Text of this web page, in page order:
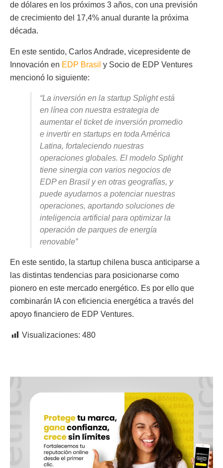
de dólares en los próximos 3 años, con una previsión
de crecimiento del 17,4% anual durante la próxima
década.
En este sentido, Carlos Andrade, vicepresidente de
Innovación en EDP Brasil y Socio de EDP Ventures
mencionó lo siguiente:
“La inversión en la startup Splight está
en línea con nuestra estrategia de
aumentar el ticket de inversión promedio
e invertir en startups en toda América
Latina, fortaleciendo nuestras
operaciones globales. El modelo Splight
tiene sinergia con varios negocios de
EDP en Brasil y en otras geografías, y
puede ayudarnos a potenciar nuestras
operaciones, aportando soluciones de
inteligencia artificial para optimizar la
operación de parques de energía
renovable”
En este sentido, la startup chilena busca anticiparse a
las distintas tendencias para posicionarse como
pionero en este mercado energético. Es por ello que
combinarán IA con eficiencia energética a través del
apoyo financiero de EDP Ventures.
Visualizaciones: 480